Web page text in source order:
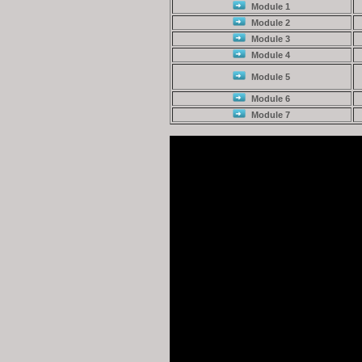
Module 1
Module 2
Module 3
Module 4
Module 5
Module 6
Module 7